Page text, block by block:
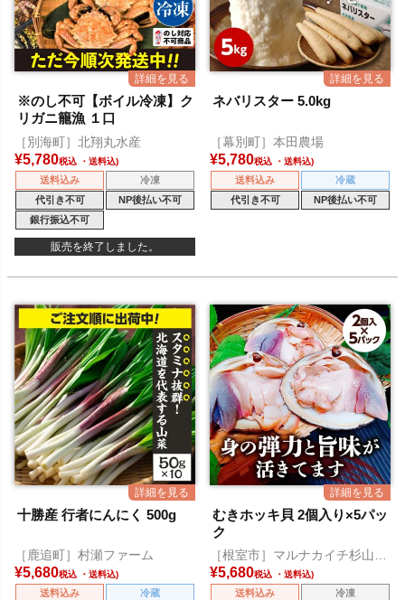
※のし不可【ボイル冷凍】ク
リガニ籠漁 １口
［別海町］北翔丸水産
¥5,780税込
送料込み
冷凍
代引き不可
NP後払い不可
銀行振込不可
販売を終了しました。
ネバリスター 5.0kg
［幕別町］本田農場
¥5,780税込
送料込み
冷蔵
代引き不可
NP後払い不可
十勝産 行者にんにく 500g
［鹿追町］村瀬ファーム
¥5,680税込
送料込み
冷蔵
むきホッキ貝 2個入り×5パッ
ク
［根室市］マルナカイチ杉山水
産
¥5,680税込
送料込み 冷凍